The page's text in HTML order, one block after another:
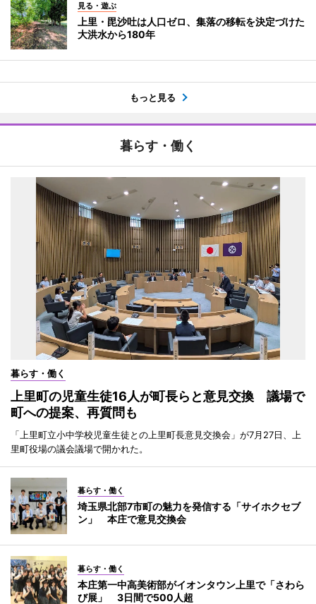
見る・遊ぶ
上里・毘沙吐は人口ゼロ、集落の移転を決定づけた
大洪水から180年
もっと見る
暮らす・働く
暮らす・働く
上里町の児童生徒16人が町長らと意見交換 議場で
町への提案、再質問も
「上里町立小中学校児童生徒との上里町長意見交換会」が7月27日、上
里町役場の議会議場で開かれた。
暮らす・働く
埼玉県北部7市町の魅力を発信する「サイホクセブ
ン」 本庄で意見交換会
暮らす・働く
本庄第一中高美術部がイオンタウン上里で「さわら
び展」 3日間で500人超